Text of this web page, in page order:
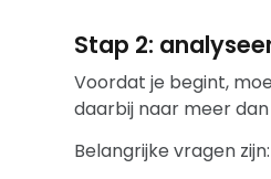
Stap 2:
Voordat je begint,
daarbij naar meer
Belangrijke vragen zijn: